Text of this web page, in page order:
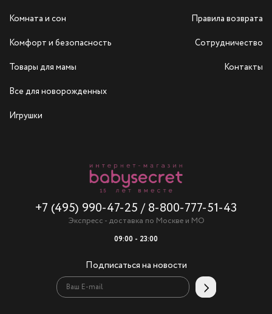
Комната и сон
Комфорт и безопасность
Товары для мамы
Все для новорожденных
Игрушки
+7 (495) 990-47-25 / 8-800-777-51-43
Экспресс - доставка по Москве и МО
09:00 - 23:00
Подписаться на новости
Правила возврата
Сотрудничество
Контакты